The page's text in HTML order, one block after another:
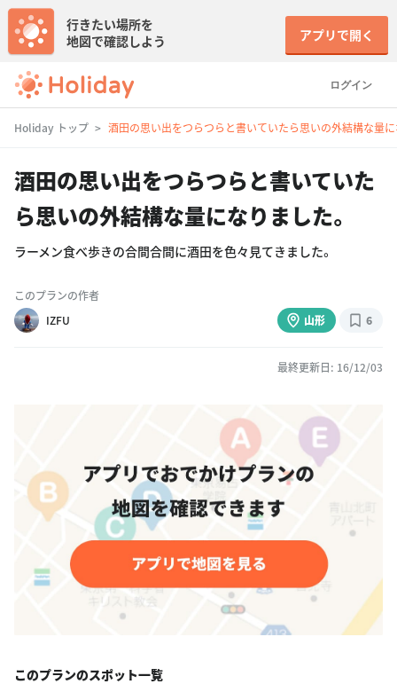
ログイン
行きたい場所を
地図で確認しよう
アプリで開く
Holiday トップ 酒田の思い出をつらつらと書いていたら思いの外結構な量に
酒田の思い出をつらつらと書いていた
ら思いの外結構な量になりました。
ラーメン食べ歩きの合間合間に酒田を色々見てきました。
このプランの作者
IZFU
山形 6
最終更新日: 16/12/03
このプランのスポット一覧